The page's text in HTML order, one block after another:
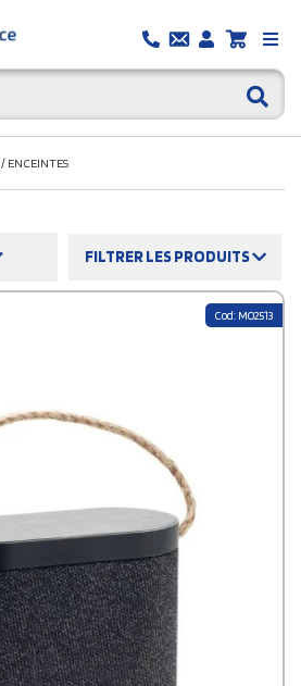
/ ENCEINTES
FILTRER LES PRODUITS
Cod: MO2513